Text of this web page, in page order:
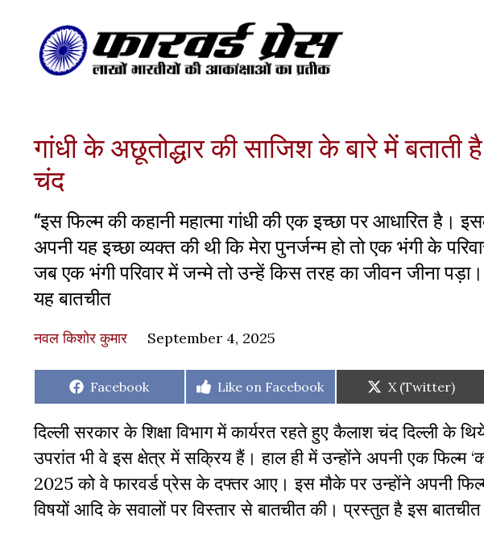
गांधी के अछूतोद्धार की साजिश के बारे में बताती
चंद
“इस फिल्म की कहानी महात्मा गांधी की एक इच्छा पर आधारित है।
अपनी यह इच्छा व्यक्त की थी कि मेरा पुनर्जन्म हो तो एक भंगी के
जब एक भंगी परिवार में जन्मे तो उन्हें किस तरह का जीवन जीना
यह बातचीत
नवल किशोर कुमार September 4, 2025
Share
Facebook
Share
Like on Facebook
Share
on
X (Twitter)
दिल्ली सरकार के शिक्षा विभाग में कार्यरत रहते हुए कैलाश चंद दिल्ली के
उपरांत भी वे इस क्षेत्र में सक्रिय हैं। हाल ही में उन्होंने अपनी एक फिल्म
2025 को वे फारवर्ड प्रेस के दफ्तर आए। इस मौके पर उन्होंने अपनी
विषयों आदि के सवालों पर विस्तार से बातचीत की। प्रस्तुत है इस